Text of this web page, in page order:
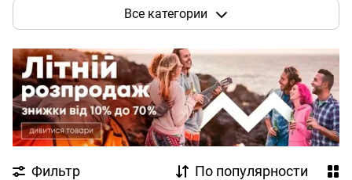
Для альпинизма Soft Shell
Все категории
Фильтр По популярности